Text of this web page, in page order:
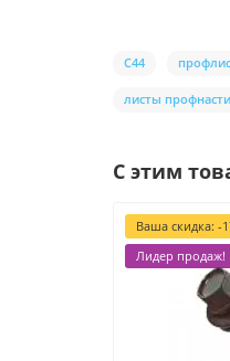
С44
листы
С этим
Ваша скидка: -
Лидер продаж!